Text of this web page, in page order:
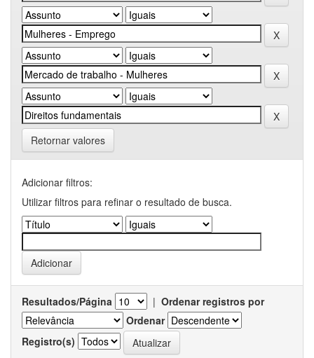
Retornar valores
Adicionar filtros:
Utilizar filtros para refinar o resultado de busca.
Resultados/Página | Ordenar registros por
Ordenar
Registro(s)